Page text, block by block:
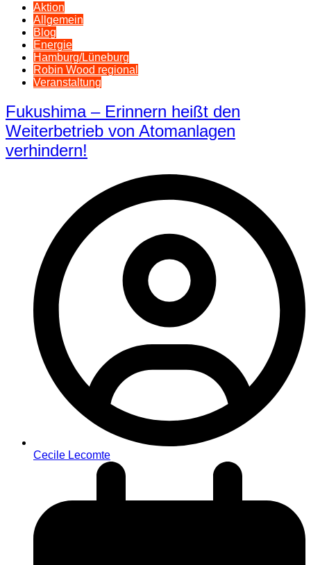
Aktion
Allgemein
Blog
Energie
Hamburg/Lüneburg
Robin Wood regional
Veranstaltung
Fukushima – Erinnern heißt den
Weiterbetrieb von Atomanlagen
verhindern!
Cecile Lecomte